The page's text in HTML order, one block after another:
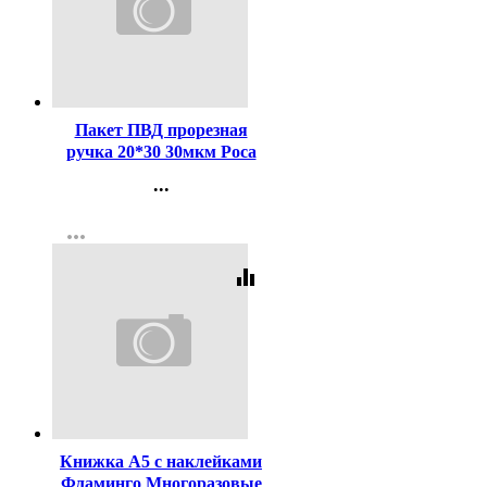
Пакет ПВД прорезная
ручка 20*30 30мкм Роса
...
Регистрация
more_horiz
equalizer
Книжка А5 с наклейками